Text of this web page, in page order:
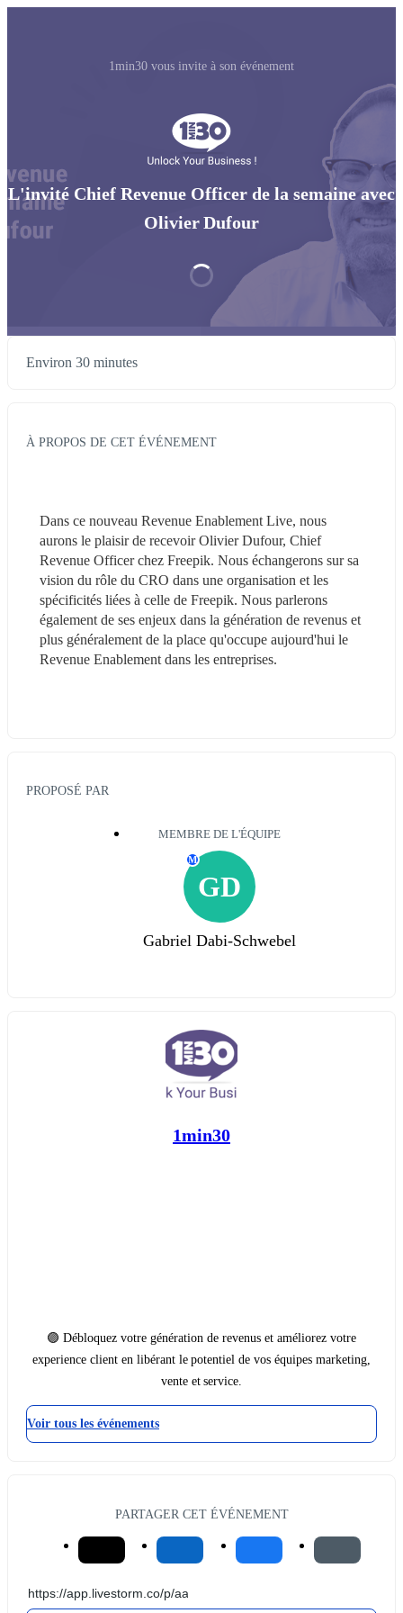
1min30 vous invite à son événement
L'invité Chief Revenue Officer de la semaine avec
Olivier Dufour
Environ 30 minutes
À PROPOS DE CET ÉVÉNEMENT
Dans ce nouveau Revenue Enablement Live, nous
aurons le plaisir de recevoir Olivier Dufour, Chief
Revenue Officer chez Freepik. Nous échangerons sur sa
vision du rôle du CRO dans une organisation et les
spécificités liées à celle de Freepik. Nous parlerons
également de ses enjeux dans la génération de revenus et
plus généralement de la place qu'occupe aujourd'hui le
Revenue Enablement dans les entreprises.
PROPOSÉ PAR
MEMBRE DE L'ÉQUIPE
GD
M
Gabriel Dabi-Schwebel
1min30
🟣 Débloquez votre génération de revenus et améliorez votre
experience client en libérant le potentiel de vos équipes marketing,
vente et service.
Voir tous les événements
PARTAGER CET ÉVÉNEMENT